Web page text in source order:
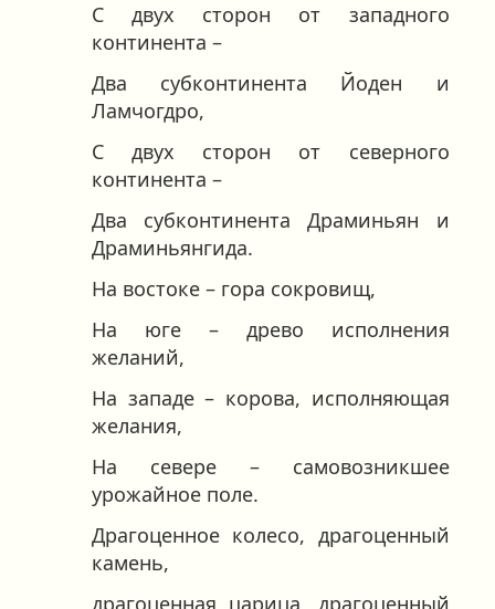
С двух сторон от западного
континента –
Два субконтинента Йоден и
Ламчогдро,
С двух сторон от северного
континента –
Два субконтинента Драминьян и
Драминьянгида.
На востоке – гора сокровищ,
На юге – древо исполнения
желаний,
На западе – корова, исполняющая
желания,
На севере – самовозникшее
урожайное поле.
Драгоценное колесо, драгоценный
камень,